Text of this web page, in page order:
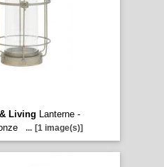
Living Lanterne -
... [1 image(s)]